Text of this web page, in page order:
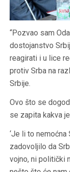
“Pozvao sam
dostojanstvo
reagirati i u lice
protiv Srba na
Srbije.
Ovo što se
se zapita kakva
‘Je li to nemoćna
zadovoljilo da
vojno, ni politički